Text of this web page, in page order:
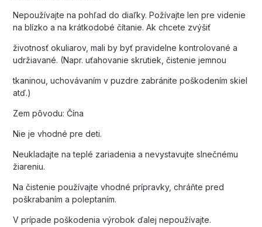
Nepoužívajte na pohľad do diaľky. Požívajte len pre videnie
na blízko a na krátkodobé čítanie. Ak chcete zvýšiť
životnosť okuliarov, mali by byť pravidelne kontrolované a
udržiavané. (Napr. uťahovanie skrutiek, čistenie jemnou
tkaninou, uchovávaním v puzdre zabránite poškodením skiel
atď.)
Zem pôvodu: Čína
Nie je vhodné pre deti.
Neukladajte na teplé zariadenia a nevystavujte slnečnému
žiareniu.
Na čistenie používajte vhodné prípravky, chráňte pred
poškrabaním a poleptaním.
V prípade poškodenia výrobok ďalej nepoužívajte.